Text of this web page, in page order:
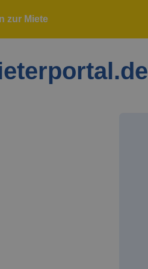
zur Miete